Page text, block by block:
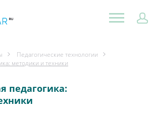
Педагогические технологии
методики и техники
педагогика: